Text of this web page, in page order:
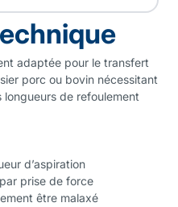
adaptée pour le transfert
porc ou bovin nécessitant
longueurs de refoulement
d’aspiration
prise de force
être malaxé